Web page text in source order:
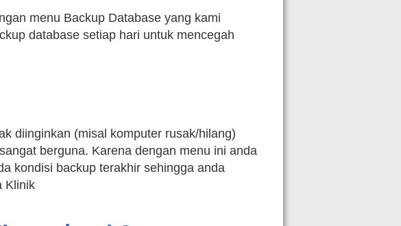
menu Backup Database yang kami
database setiap hari untuk mencegah
diinginkan (misal komputer rusak/hilang)
berguna. Karena dengan menu ini anda
kondisi backup terakhir sehingga anda
Klinik